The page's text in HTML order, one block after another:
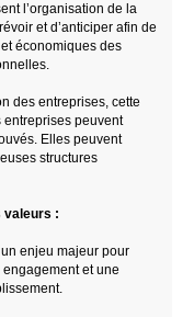
l’organisation de la
et d’anticiper afin de
économiques des
des entreprises, cette
entreprises peuvent
Elles peuvent
structures
valeurs :
enjeu majeur pour
engagement et une